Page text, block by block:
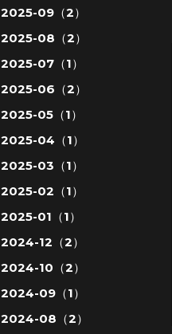
2025-09（2）
2025-08（2）
2025-07（1）
2025-06（2）
2025-05（1）
2025-04（1）
2025-03（1）
2025-02（1）
2025-01（1）
2024-12（2）
2024-10（2）
2024-09（1）
2024-08（2）